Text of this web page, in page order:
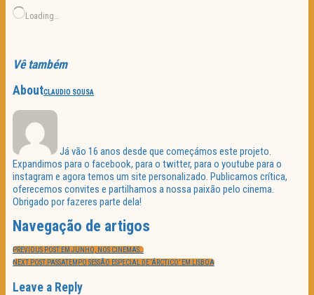
Loading…
Vê também
AboutCLAUDIO SOUSA
Já vão 16 anos desde que começámos este projeto.
Expandimos para o facebook, para o twitter, para o youtube para o
instagram e agora temos um site personalizado. Publicamos crítica,
oferecemos convites e partilhamos a nossa paixão pelo cinema.
Obrigado por fazeres parte dela!
Navegação de artigos
PREVIOUS POST:EM JUNHO, NOS CINEMAS…
NEXT POST:PASSATEMPO SESSÃO ESPECIAL DE ‘ÁRCTICO’ EM LISBOA
Leave a Reply